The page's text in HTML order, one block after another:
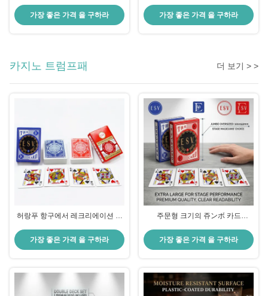
틱
가장 좋은 가격 을 구하라
Finishing
가장 좋은 가격 을 구하라
카지노 트럼프패 더 보기 > >
허랑푸 항구에서 레크리에이션 활
포커 데크
가장 좋은 가격 을 구하라
주문형 크기의 쥬ンボ 카드
연을 위한 과대 대장
가장 좋은 가격 을 구하라